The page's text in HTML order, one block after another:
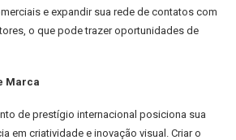
e expandir sua rede de contatos com
o que pode trazer oportunidades de
Marca
de prestígio internacional posiciona sua
em criatividade e inovação visual. Criar o